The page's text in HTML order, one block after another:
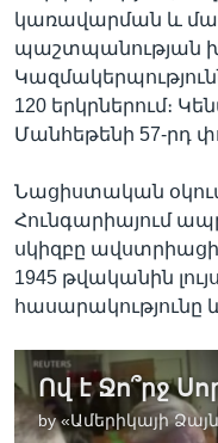
կառավարման և
պաշտպանության
120 երկրներում։
Մանհեթենի 57-րդ
Նացիստական
Հունգարիայում
սկիզբը
1945 թվականին
հասարակությունը
by«Ամերիկայի